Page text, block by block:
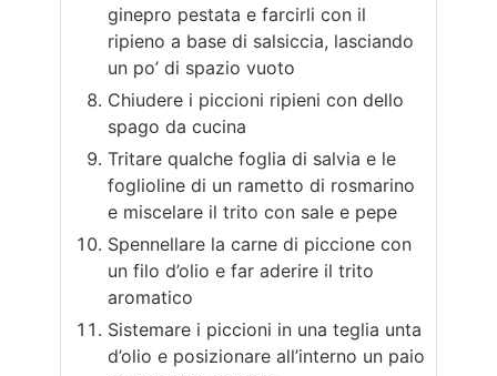
ginepro pestata e farcirli con il
ripieno a base di salsiccia, lasciando
un po’ di spazio vuoto
Chiudere i piccioni ripieni con dello
spago da cucina
Tritare qualche foglia di salvia e le
foglioline di un rametto di rosmarino
e miscelare il trito con sale e pepe
Spennellare la carne di piccione con
un filo d’olio e far aderire il trito
aromatico
Sistemare i piccioni in una teglia unta
d’olio e posizionare all’interno un paio